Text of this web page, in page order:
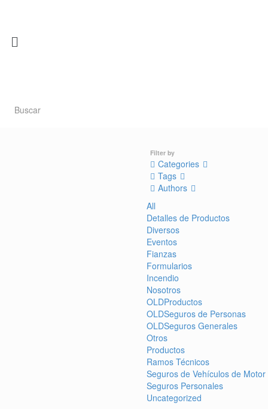
Filter by
Categories
Tags
Authors
All
Detalles de Productos
Diversos
Eventos
Fianzas
Formularios
Incendio
Nosotros
OLDProductos
OLDSeguros de Personas
OLDSeguros Generales
Otros
Productos
Ramos Técnicos
Seguros de Vehículos de Motor
Seguros Personales
Uncategorized